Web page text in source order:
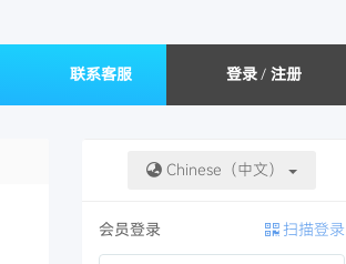
联系客服 登录 / 注册
Chinese（中文）
扫描登录
会员登录